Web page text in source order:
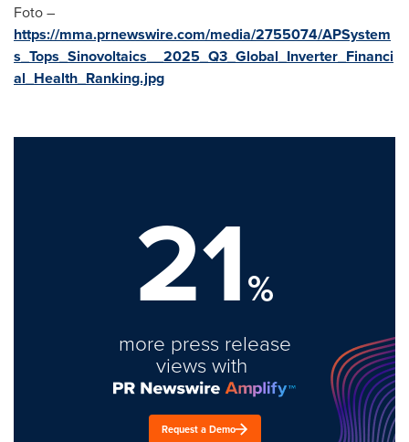
Foto –
https://mma.prnewswire.com/media/2755074/APSystem
s_Tops_Sinovoltaics__2025_Q3_Global_Inverter_Financi
al_Health_Ranking.jpg
21%
more press release
views with
Request a Demo